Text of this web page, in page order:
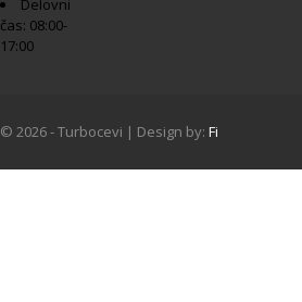
Delovni
čas: 08:00-
17:00
© 2026 - Turbocevi | Design by: Fi